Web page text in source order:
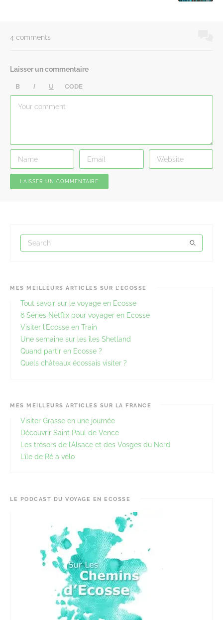
4 comments
Laisser un commentaire
B I U CODE
MES MEILLEURS ARTICLES SUR L’ECOSSE
Tout savoir sur le voyage en Ecosse
6 Séries Netflix pour voyager en Ecosse
Visiter l’Ecosse en Train
Une semaine sur les îles Shetland
Quand partir en Ecosse ?
Quels châteaux écossais visiter ?
MES MEILLEURS ARTICLES SUR LA FRANCE
Visiter Grasse en une journée
Découvrir Saint Paul de Vence
Les trésors de l’Alsace et des Vosges du Nord
L’île de Ré à vélo
LE PODCAST DU VOYAGE EN ECOSSE